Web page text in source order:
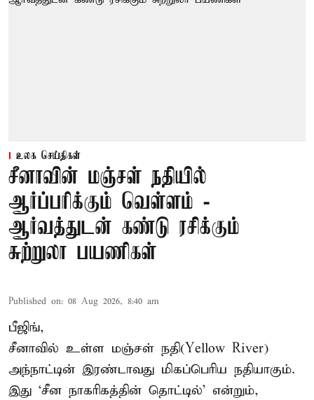
உலக செய்திகள்
சீனாவின் மஞ்சள் நதியில்
ஆர்ப்பரிக்கும் வெள்ளம் -
ஆர்வத்துடன் கண்டு ரசிக்கும்
சுற்றுலா பயணிகள்
Published on: 08 Aug 2026, 8:40 am
பீஜிங்,
சீனாவில் உள்ள மஞ்சள் நதி(Yellow River)
அந்நாட்டின் இரண்டாவது மிகப்பெரிய நதியாகும்.
இது ‘சீன நாகரிகத்தின் தொட்டில்’ என்றும்,